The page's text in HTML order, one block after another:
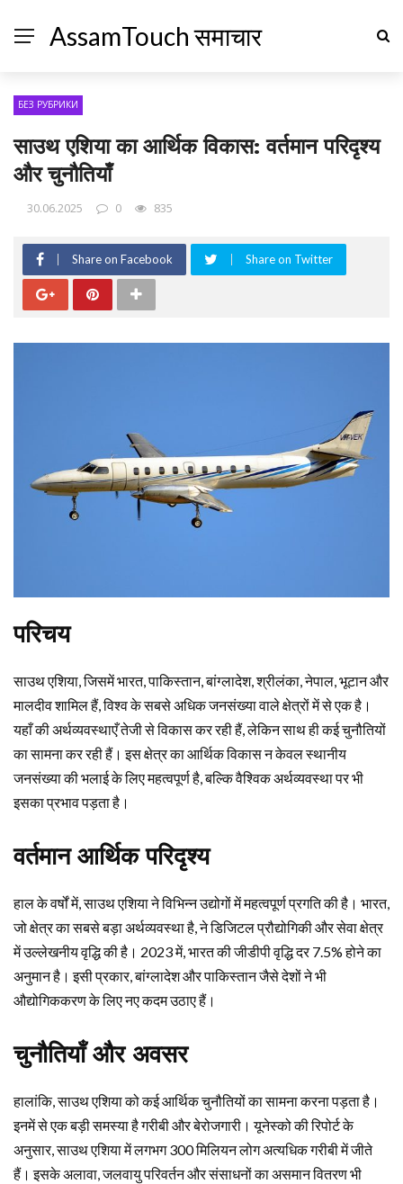
AssamTouch समाचार
БЕЗ РУБРИКИ
साउथ एशिया का आर्थिक विकास: वर्तमान परिदृश्य
और चुनौतियाँ
30.06.2025 0 835
Share on Facebook Share on Twitter
परिचय
साउथ एशिया, जिसमें भारत, पाकिस्तान, बांग्लादेश, श्रीलंका, नेपाल, भूटान और
मालदीव शामिल हैं, विश्व के सबसे अधिक जनसंख्या वाले क्षेत्रों में से एक है।
यहाँ की अर्थव्यवस्थाएँ तेजी से विकास कर रही हैं, लेकिन साथ ही कई चुनौतियों
का सामना कर रही हैं। इस क्षेत्र का आर्थिक विकास न केवल स्थानीय
जनसंख्या की भलाई के लिए महत्वपूर्ण है, बल्कि वैश्विक अर्थव्यवस्था पर भी
इसका प्रभाव पड़ता है।
वर्तमान आर्थिक परिदृश्य
हाल के वर्षों में, साउथ एशिया ने विभिन्न उद्योगों में महत्वपूर्ण प्रगति की है। भारत,
जो क्षेत्र का सबसे बड़ा अर्थव्यवस्था है, ने डिजिटल प्रौद्योगिकी और सेवा क्षेत्र
में उल्लेखनीय वृद्धि की है। 2023 में, भारत की जीडीपी वृद्धि दर 7.5% होने का
अनुमान है। इसी प्रकार, बांग्लादेश और पाकिस्तान जैसे देशों ने भी
औद्योगिककरण के लिए नए कदम उठाए हैं।
चुनौतियाँ और अवसर
हालांकि, साउथ एशिया को कई आर्थिक चुनौतियों का सामना करना पड़ता है।
इनमें से एक बड़ी समस्या है गरीबी और बेरोजगारी। यूनेस्को की रिपोर्ट के
अनुसार, साउथ एशिया में लगभग 300 मिलियन लोग अत्यधिक गरीबी में जीते
हैं। इसके अलावा, जलवायु परिवर्तन और संसाधनों का असमान वितरण भी